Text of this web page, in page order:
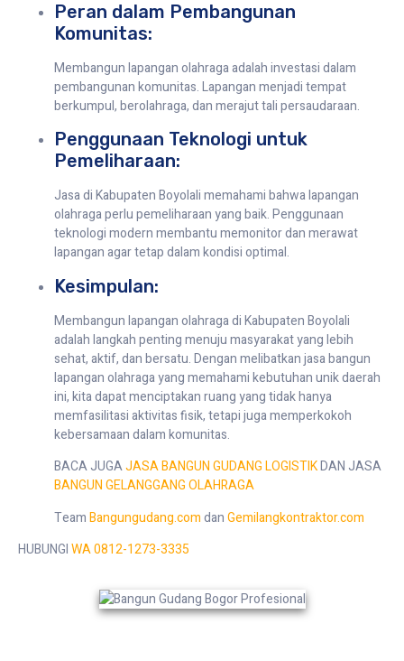
Peran dalam Pembangunan
Komunitas:
Membangun lapangan olahraga adalah investasi dalam
pembangunan komunitas. Lapangan menjadi tempat
berkumpul, berolahraga, dan merajut tali persaudaraan.
Penggunaan Teknologi untuk
Pemeliharaan:
Jasa di Kabupaten Boyolali memahami bahwa lapangan
olahraga perlu pemeliharaan yang baik. Penggunaan
teknologi modern membantu memonitor dan merawat
lapangan agar tetap dalam kondisi optimal.
Kesimpulan:
Membangun lapangan olahraga di Kabupaten Boyolali
adalah langkah penting menuju masyarakat yang lebih
sehat, aktif, dan bersatu. Dengan melibatkan jasa bangun
lapangan olahraga yang memahami kebutuhan unik daerah
ini, kita dapat menciptakan ruang yang tidak hanya
memfasilitasi aktivitas fisik, tetapi juga memperkokoh
kebersamaan dalam komunitas.
BACA JUGAJASA BANGUN GUDANG LOGISTIKDAN JASA
BANGUN GELANGGANG OLAHRAGA
TeamBangungudang.comdanGemilangkontraktor.com
HUBUNGIWA 0812-1273-3335